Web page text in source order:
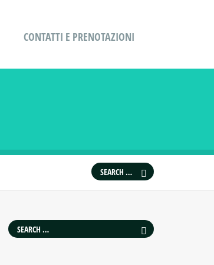
CONTATTI E PRENOTAZIONI